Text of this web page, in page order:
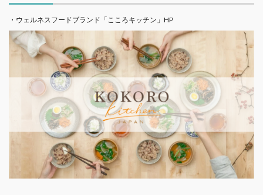
・ウェルネスフードブランド「こころキッチン」HP